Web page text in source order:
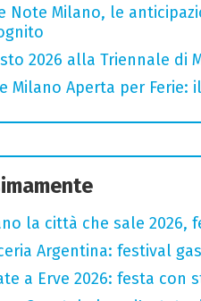
Note Milano, le
2026 alla Triennale di
Milano Aperta per
la città che sale 2026,
Argentina: festival
a Erve 2026: festa